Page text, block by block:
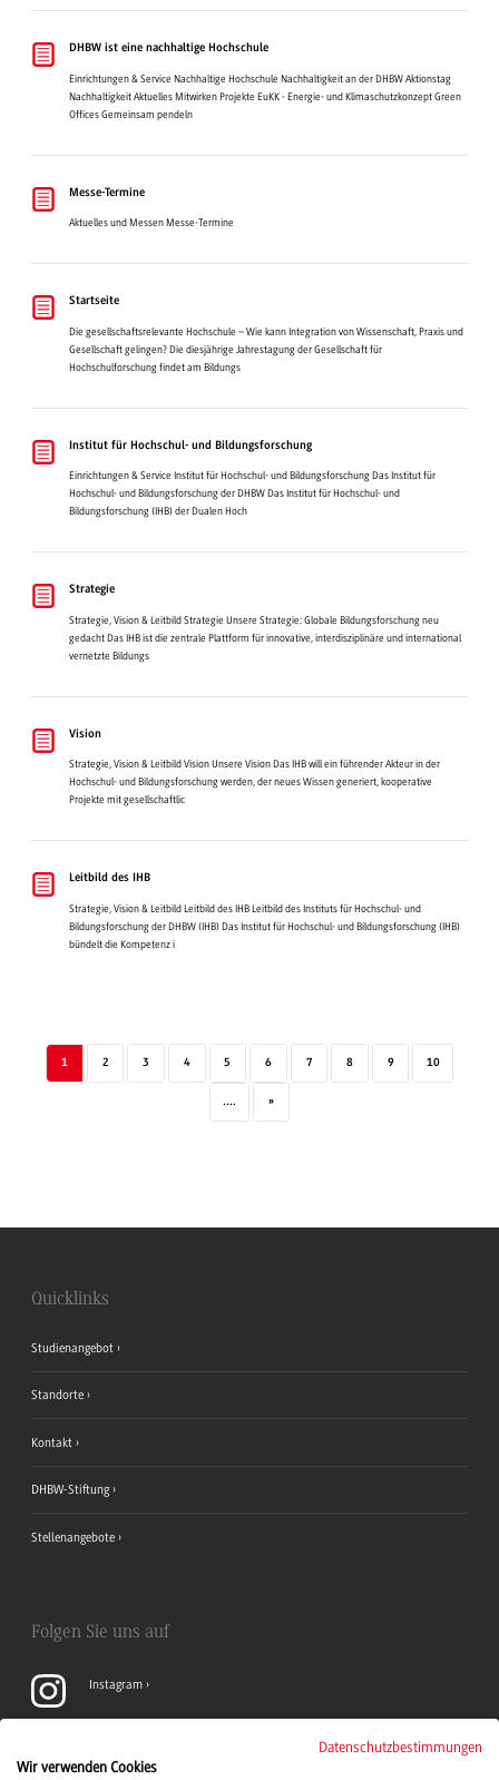
DHBW ist eine nachhaltige Hochschule
Einrichtungen & Service Nachhaltige Hochschule Nachhaltigkeit an der DHBW Aktionstag
Nachhaltigkeit Aktuelles Mitwirken Projekte EuKK - Energie- und Klimaschutzkonzept Green
Offices Gemeinsam pendeln
Messe-Termine
Aktuelles und Messen Messe-Termine
Startseite
Die gesellschaftsrelevante Hochschule – Wie kann Integration von Wissenschaft, Praxis und
Gesellschaft gelingen? Die diesjährige Jahrestagung der Gesellschaft für
Hochschulforschung findet am Bildungs
Institut für Hochschul- und Bildungsforschung
Einrichtungen & Service Institut für Hochschul- und Bildungsforschung Das Institut für
Hochschul- und Bildungsforschung der DHBW Das Institut für Hochschul- und
Bildungsforschung (IHB) der Dualen Hoch
Strategie
Strategie, Vision & Leitbild Strategie Unsere Strategie: Globale Bildungsforschung neu
gedacht Das IHB ist die zentrale Plattform für innovative, interdisziplinäre und international
vernetzte Bildungs
Vision
Strategie, Vision & Leitbild Vision Unsere Vision Das IHB will ein führender Akteur in der
Hochschul- und Bildungsforschung werden, der neues Wissen generiert, kooperative
Projekte mit gesellschaftlic
Leitbild des IHB
Strategie, Vision & Leitbild Leitbild des IHB Leitbild des Instituts für Hochschul- und
Bildungsforschung der DHBW (IHB) Das Institut für Hochschul- und Bildungsforschung (IHB)
bündelt die Kompetenz i
1 2 3 4 5 6 7 8 9 10
.... »
Quicklinks
Studienangebot
Standorte
Kontakt
DHBW-Stiftung
Stellenangebote
Folgen Sie uns auf
Instagram
Datenschutzbestimmungen
Wir verwenden Cookies